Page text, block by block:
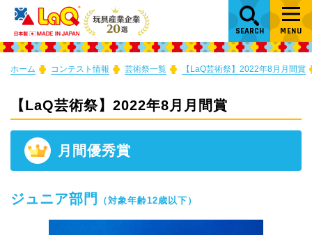
SEARCH MENU
ホーム コンテスト情報 芸術祭一覧 【LaQ芸術祭】2022年8月月間賞
【LaQ芸術祭】2022年8月月間賞
月間優秀賞
ジュニア部門 （対象年齢12歳以下）